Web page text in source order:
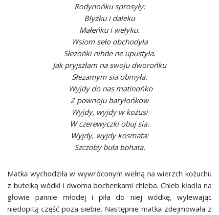
Rodynońku sprosyły:
Błyżku i dałeku
Małeńku i wełyku.
Wsiom seło obchodyła
Słezońki nihde ne upustyła.
Jak pryjszłam na swoju dworońku
Słezamym sia obmyła.
Wyjdy do nas matinońko
Z pownoju baryłońkow
Wyjdy, wyjdy w kożusi
W czerewyczki obuj sia.
Wyjdy, wyjdy kosmata:
Szczoby buła bohata.
Matka wychodziła w wywróconym wełną na wierzch kożuchu
z butelką wódki i dwoma bochenkami chleba. Chleb kładła na
głowie pannie młodej i piła do niej wódkę, wylewając
niedopitą część poza siebie. Następnie matka zdejmowała z